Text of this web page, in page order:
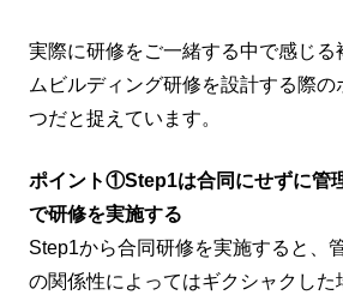
実際に研修をご一緒する中で感じる
ムビルディング研修を設計する際
つだと捉えています。
ポイント①Step1は合同にせずに管
で研修を実施する
Step1から合同研修を実施すると、
の関係性によってはギクシャクした